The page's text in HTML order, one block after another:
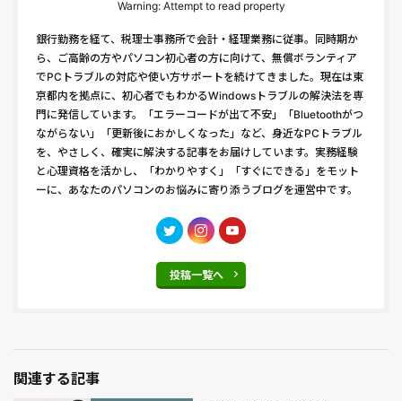
Warning: Attempt to read property
銀行勤務を経て、税理士事務所で会計・経理業務に従事。同時期か
ら、ご高齢の方やパソコン初心者の方に向けて、無償ボランティア
でPCトラブルの対応や使い方サポートを続けてきました。現在は東
京都内を拠点に、初心者でもわかるWindowsトラブルの解決法を専
門に発信しています。「エラーコードが出て不安」「Bluetoothがつ
ながらない」「更新後におかしくなった」など、身近なPCトラブル
を、やさしく、確実に解決する記事をお届けしています。実務経験
と心理資格を活かし、「わかりやすく」「すぐにできる」をモット
ーに、あなたのパソコンのお悩みに寄り添うブログを運営中です。
投稿一覧へ
関連する記事